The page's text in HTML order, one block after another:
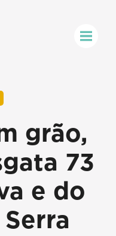
grão,
73
e do